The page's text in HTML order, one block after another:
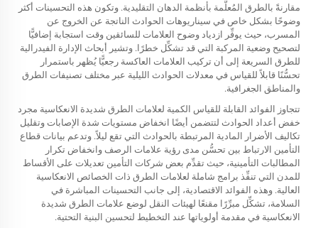
مقارنةً بالطرق المُعلَّمة بأنظمة الدهان التقليدية. وتكون هذه التحسينات أكثر
وضوحًا بشكل خاص في سيناريوهات الحوادث الناتجة عن الخروج عن
المسرب، حيث يوفِّر ازدياد وضوح العلامات للسائقين وقت استجابة إضافيًّا
لتصحيح وضعية المركبة التي قد تشكِّل خطرًا. وتشير أبحاث الإدارة الفيدرالية
للطرق السريعة إلى أن تركيب العلامات العاكسة رجعيًّا يُظهر باستمرار
تحسُّنًا قابلاً للقياس في معدلات الحوادث الليلية عبر مختلف تصنيفات الطرق
والمناطق الجغرافية.
تتجاوز الفوائد القابلة للقياس الكمية لعلامات الطرق شديدة الانعكاسية مجرد
خفض أعداد الحوادث لتتضمن أيضًا انخفاض مستويات شدة الإصابات وتقليل
تكاليف الأضرار المادية المرتبطة بالحوادث التي تقع ليلاً. وتدعم بيانات قطاع
التأمين الارتباط بين تحسُّن مدى رؤية علامات الرصف وانخفاض تكرار
المطالبات التأمينية، حيث تقدِّم بعض شركات التأمين تعديلات على الأقساط
للمدن التي تنفِّذ برامج شاملة لعلامات الطرق ذات الخصائص الانعكاسية
العالية. وهذه الفوائد الاقتصادية، إلى جانب التحسينات المباشرة في
السلامة، تشكِّل مبرِّرًا مقنعًا لهيئات النقل لوضع علامات الطرق شديدة
الانعكاسية في مقدمة أولوياتها عند التخطيط لتحسين البنية التحتية.